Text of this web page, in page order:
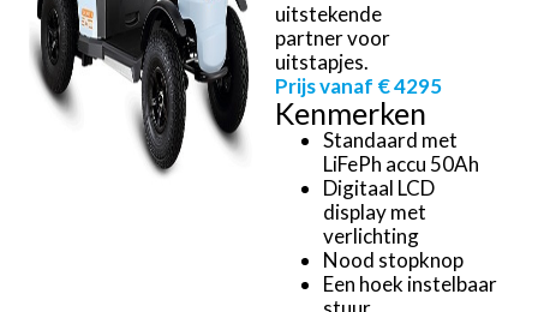
uitstekende
partner voor
uitstapjes.
Prijs vanaf € 4295
Kenmerken
Standaard met
LiFePh accu 50Ah
Digitaal LCD
display met
verlichting
Nood stopknop
Een hoek instelbaar